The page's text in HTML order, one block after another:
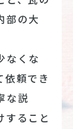
部の大
なくな
依頼でき
な説
すること